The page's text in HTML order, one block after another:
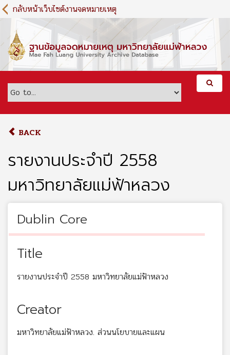
S
k
m
c
กลับหน้าเว็บไซต์งานจดหมายเหตุ
BACK
รายงานประจำปี 2558
มหาวิทยาลัยแม่ฟ้าหลวง
Dublin Core
Title
รายงานประจำปี 2558 มหาวิทยาลัยแม่ฟ้าหลวง
Creator
มหาวิทยาลัยแม่ฟ้าหลวง. ส่วนนโยบายและแผน